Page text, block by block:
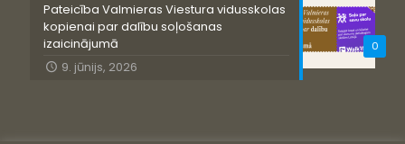
0
Pateicība Valmieras Viestura vidusskolas
kopienai par dalību soļošanas
izaicinājumā
9. jūnijs, 2026